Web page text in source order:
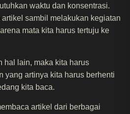
waktu dan konsentrasi.
sambil melakukan kegiatan
mata kita harus tertuju ke
hal lain, maka kita harus
yang artinya kita harus berhenti
kita baca.
artikel dari berbagai